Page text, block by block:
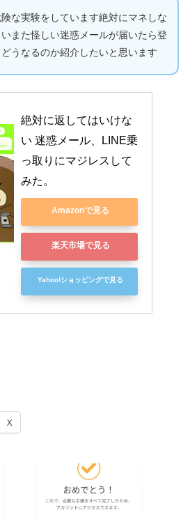
な実験をしています絶対にマネしな
また怪しい迷惑メールが届いたら登
うなるのか紹介したいと思います
絶対に返してはいけな
い 迷惑メール、LINE乗
っ取りにマジレスして
みた。
Amazonで見る
楽天市場で見る
Yahoo!ショッピングで見る
X